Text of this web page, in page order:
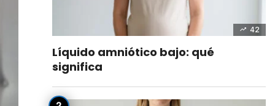
42
Líquido amniótico bajo: qué
significa